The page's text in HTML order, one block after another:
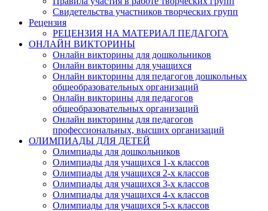
Свидетельства участников творческих групп
Рецензия
РЕЦЕНЗИЯ НА МАТЕРИАЛ ПЕДАГОГА
ОНЛАЙН ВИКТОРИНЫ
Онлайн викторины для дошкольников
Онлайн викторины для учащихся
Онлайн викторины для педагогов дошкольных
общеобразовательных организаций
Онлайн викторины для педагогов
общеобразовательных организаций
Онлайн викторины для педагогов
профессиональных, высших организаций
ОЛИМПИАДЫ ДЛЯ ДЕТЕЙ
Олимпиады для дошкольников
Олимпиады для учащихся 1-х классов
Олимпиады для учащихся 2-х классов
Олимпиады для учащихся 3-х классов
Олимпиады для учащихся 4-х классов
Олимпиады для учащихся 5-х классов